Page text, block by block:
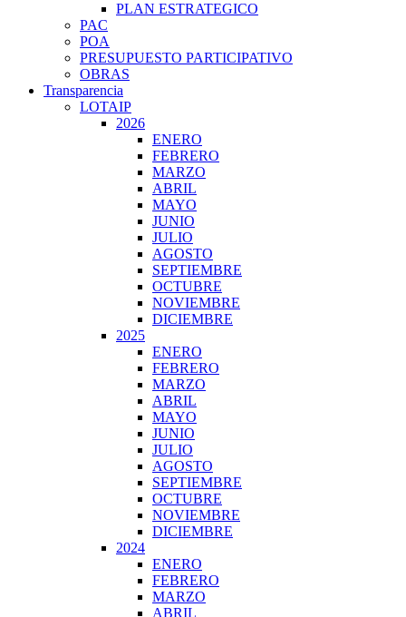
PLAN ESTRATEGICO
PAC
POA
PRESUPUESTO PARTICIPATIVO
OBRAS
Transparencia
LOTAIP
2026
ENERO
FEBRERO
MARZO
ABRIL
MAYO
JUNIO
JULIO
AGOSTO
SEPTIEMBRE
OCTUBRE
NOVIEMBRE
DICIEMBRE
2025
ENERO
FEBRERO
MARZO
ABRIL
MAYO
JUNIO
JULIO
AGOSTO
SEPTIEMBRE
OCTUBRE
NOVIEMBRE
DICIEMBRE
2024
ENERO
FEBRERO
MARZO
ABRIL